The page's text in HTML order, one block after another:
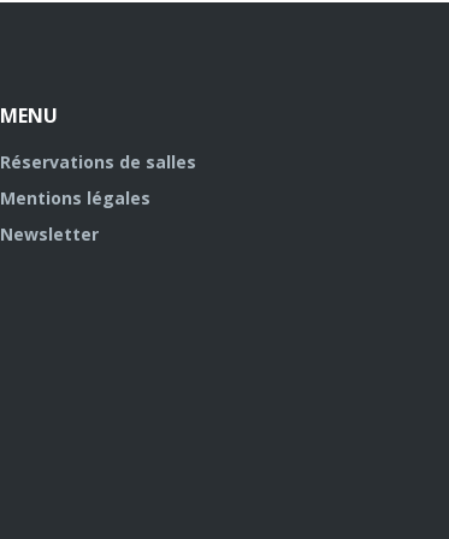
MENU
Réservations de salles
Mentions légales
Newsletter